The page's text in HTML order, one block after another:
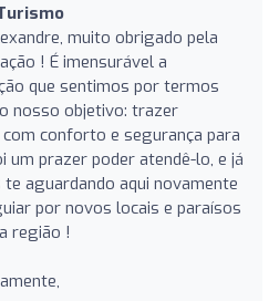
muito obrigado pela
! É imensurável a
que sentimos por termos
nosso objetivo: trazer
conforto e segurança para
um prazer poder atendê-lo, e já
aguardando aqui novamente
por novos locais e paraísos
região !